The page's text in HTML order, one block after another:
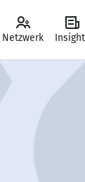
Netzwerk